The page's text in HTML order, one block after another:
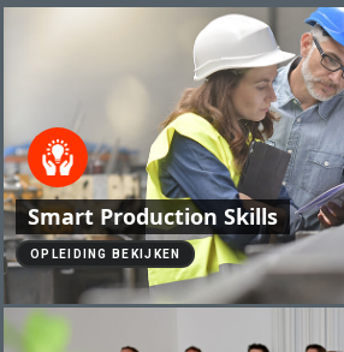
Smart Production Skills
OPLEIDING BEKIJKEN